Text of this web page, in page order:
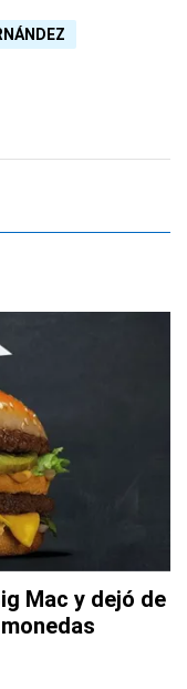
Mac y dejó de